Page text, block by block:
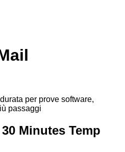
per prove software,
passaggi
Minutes Temp